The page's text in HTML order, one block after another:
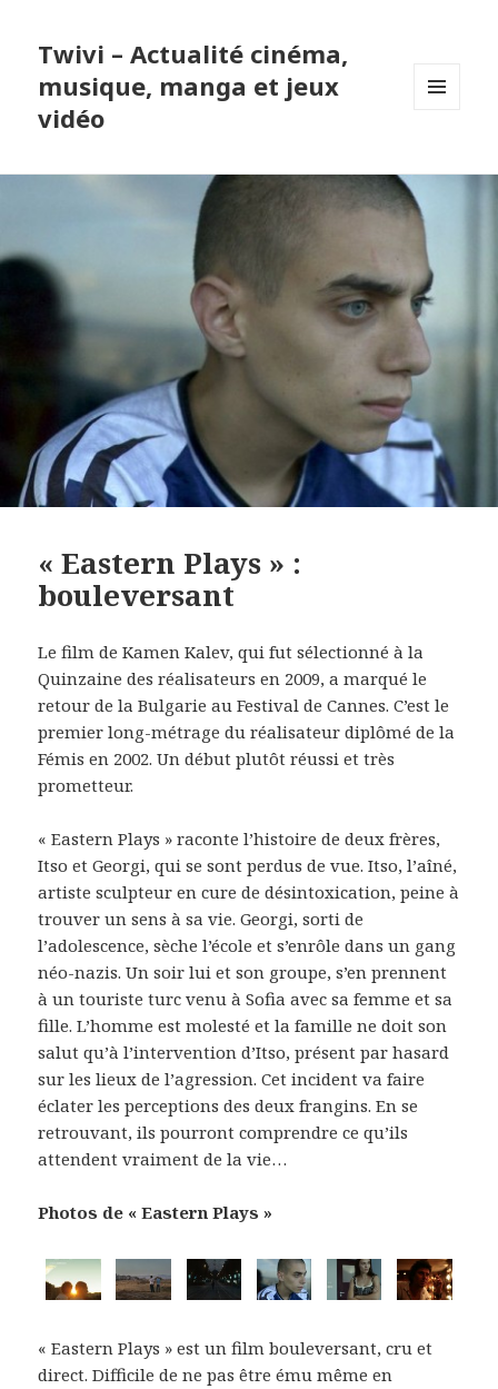
Twivi – Actualité cinéma,
musique, manga et jeux
vidéo
« Eastern Plays » :
bouleversant
Le film de Kamen Kalev, qui fut sélectionné à la
Quinzaine des réalisateurs en 2009, a marqué le
retour de la Bulgarie au Festival de Cannes. C’est le
premier long-métrage du réalisateur diplômé de la
Fémis en 2002. Un début plutôt réussi et très
prometteur.
« Eastern Plays » raconte l’histoire de deux frères,
Itso et Georgi, qui se sont perdus de vue. Itso, l’aîné,
artiste sculpteur en cure de désintoxication, peine à
trouver un sens à sa vie. Georgi, sorti de
l’adolescence, sèche l’école et s’enrôle dans un gang
néo-nazis. Un soir lui et son groupe, s’en prennent
à un touriste turc venu à Sofia avec sa femme et sa
fille. L’homme est molesté et la famille ne doit son
salut qu’à l’intervention d’Itso, présent par hasard
sur les lieux de l’agression. Cet incident va faire
éclater les perceptions des deux frangins. En se
retrouvant, ils pourront comprendre ce qu’ils
attendent vraiment de la vie…
Photos de « Eastern Plays »
« Eastern Plays » est un film bouleversant, cru et
direct. Difficile de ne pas être ému même en